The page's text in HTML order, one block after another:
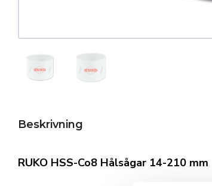
Beskrivning
RUKO HSS-Co8 Hålsågar 14-210 mm